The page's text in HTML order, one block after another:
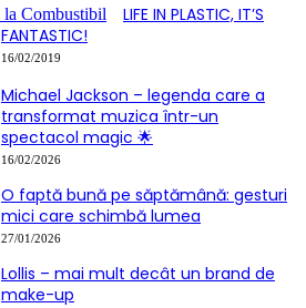
LIFE IN PLASTIC, IT’S
FANTASTIC!
16/02/2019
Michael Jackson – legenda care a
transformat muzica într-un
spectacol magic 🌟
16/02/2026
O faptă bună pe săptămână: gesturi
mici care schimbă lumea
27/01/2026
Lollis – mai mult decât un brand de
make-up